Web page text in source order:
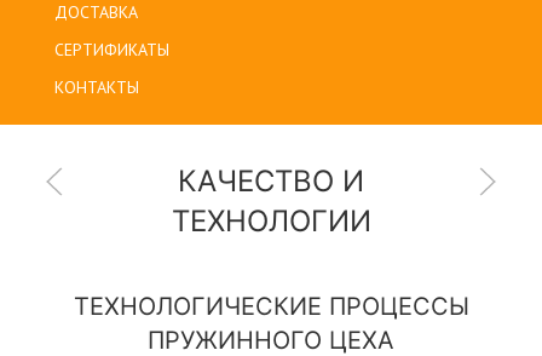
ДОСТАВКА
СЕРТИФИКАТЫ
КОНТАКТЫ
КАЧЕСТВО И
ТЕХНОЛОГИИ
ТЕХНОЛОГИЧЕСКИЕ ПРОЦЕССЫ
ПРУЖИННОГО ЦЕХА